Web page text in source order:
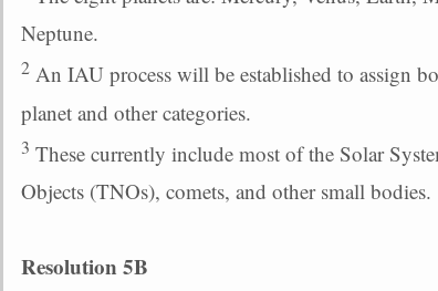
Neptune.
2 An IAU process will be established to assign
planet and other categories.
3 These currently include most of the Solar
Objects (TNOs), comets, and other small bodies.
Resolution 5B